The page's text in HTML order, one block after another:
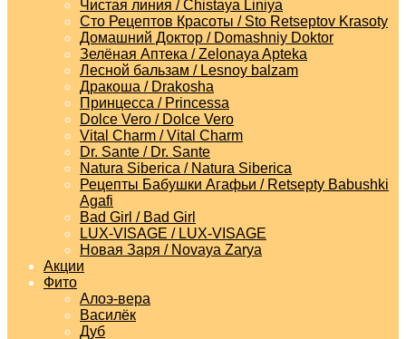
Чистая линия / Chistaya Liniya
Сто Рецептов Красоты / Sto Retseptov Krasoty
Домашний Доктор / Domashniy Doktor
Зелёная Аптека / Zelonaya Apteka
Лесной бальзам / Lesnoy balzam
Дракоша / Drakosha
Принцесса / Princessa
Dolce Vero / Dolce Vero
Vital Charm / Vital Charm
Dr. Sante / Dr. Sante
Natura Siberica / Natura Siberica
Рецепты Бабушки Агафьи / Retsepty Babushki
Agafi
Bad Girl / Bad Girl
LUX-VISAGE / LUX-VISAGE
Новая Заря / Novaya Zarya
Акции
Фито
Алоэ-вера
Василёк
Дуб